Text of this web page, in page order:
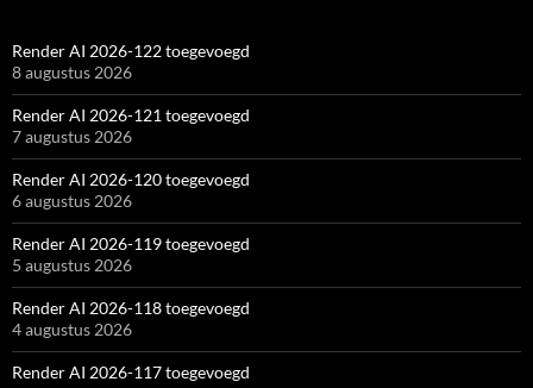
Render AI 2026-122 toegevoegd
8 augustus 2026
Render AI 2026-121 toegevoegd
7 augustus 2026
Render AI 2026-120 toegevoegd
6 augustus 2026
Render AI 2026-119 toegevoegd
5 augustus 2026
Render AI 2026-118 toegevoegd
4 augustus 2026
Render AI 2026-117 toegevoegd